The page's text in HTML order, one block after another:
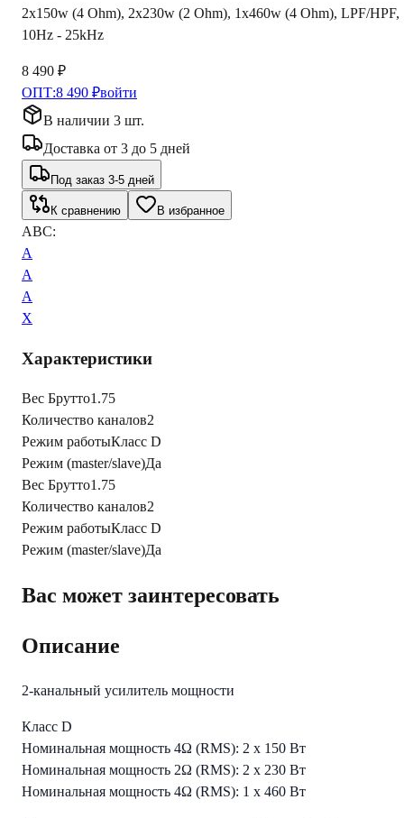
2x150w (4 Ohm), 2x230w (2 Ohm), 1x460w (4 Ohm), LPF/HPF,
10Hz - 25kHz
8 490 ₽
ОПТ:8 490 ₽войти
В наличии 3 шт.
Доставка от 3 до 5 дней
Под заказ 3-5 дней
К сравнению В избранное
ABC:
A
A
A
X
Характеристики
Вес Брутто1.75
Количество каналов2
Режим работыКласс D
Режим (master/slave)Да
Вес Брутто1.75
Количество каналов2
Режим работыКласс D
Режим (master/slave)Да
Вас может заинтересовать
Описание
2-канальный усилитель мощности
Класс D
Номинальная мощность 4Ω (RMS): 2 x 150 Вт
Номинальная мощность 2Ω (RMS): 2 x 230 Вт
Номинальная мощность 4Ω (RMS): 1 x 460 Вт